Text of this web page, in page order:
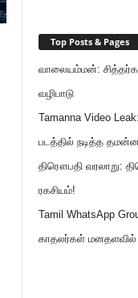
Top Posts & Pages
வாலையம்மன்:
வழிபாடு
Tamanna Video
படத்தில் நடித்த
திரௌபதி வரலாறு:
ரகசியம்!
Tamil WhatsApp
காதலர்கள் மனதளவில்